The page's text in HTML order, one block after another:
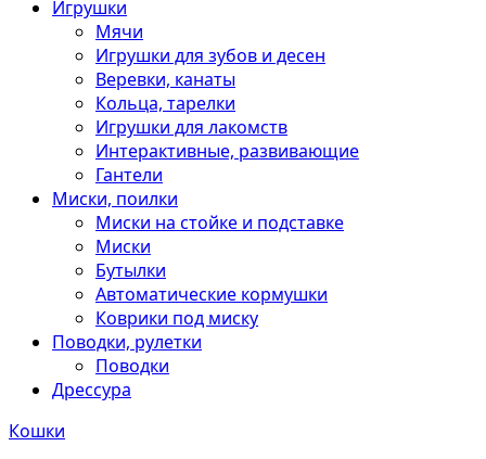
Игрушки
Мячи
Игрушки для зубов и десен
Веревки, канаты
Кольца, тарелки
Игрушки для лакомств
Интерактивные, развивающие
Гантели
Миски, поилки
Миски на стойке и подставке
Миски
Бутылки
Автоматические кормушки
Коврики под миску
Поводки, рулетки
Поводки
Дрессура
Кошки